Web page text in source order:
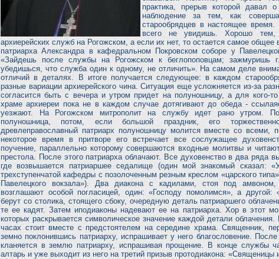
практика, прерыв которой давал
наблюдение за тем, как
старообрядцев в настоящее
всего не увидишь. Хорошо тем,
архиерейских служб на Рогожском, а если их нет, то остается самое
патриарха Александра в кафедральном Покровском соборе у
«Зайдешь после службы на Рогожском к беглопоповцам; зажмуришь
убедишься, что служба один к одному, не отличить». На самом деле
отличий в деталях. В итоге получается следующее: в каждом
разные вариации архиерейского чина. Ситуация еще усложняется из-за
согласится быть с вечера и утром придет на полуношницу, а для кого-
храме архиереи пока не в каждом случае дотягивают до обеда -
уезжают. На Рогожском митрополит на службу идет рано утром.
полуношница, потом, если большой праздник, его
древлеправославный патриарх полуношницу молится вместе со всеми,
некоторое время в притворе его встречает все сослужащее
поучение, параллельно которому совершаются входные молитвы и
престола. После этого патриарха облачают. Все духовенство в два ряда
где возвышается патриаршее седалище (один мой знакомый сказал:
трехступенчатой кафедры с позолоченным резным креслом «царского
Павелецкого вокзала»). Два диакона с кадилами, стоя под
возглашают особой погласицей, один: «Господу помолимся», а другой:
берут со столика, стоящего сбоку, очередную деталь патриаршего
те ее кадят. Затем иподиаконы надевают ее на патриарха. Хор в этот
которых раскрывается символическое значение каждой детали
часах стоит вместе с предстоятелем на середине храма. Священник,
земно поклонившись патриарху, испрашивает у него благословение.
кланяется в землю патриарху, испрашивая прощение. В конце службы
алтарь и уже выходит из него на третий призыв протодиакона: «Священицы